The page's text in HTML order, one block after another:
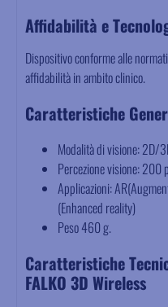
Affidabilità e
Dispositivo conforme alle
affidabilità in ambito clinico.
Caratteristiche
Modalità di visione: 2D/
Percezione visione: 200
Applicazioni:
(Enhanced reality)
Peso 460 g.
Caratteristiche
FALKO 3D Wireless